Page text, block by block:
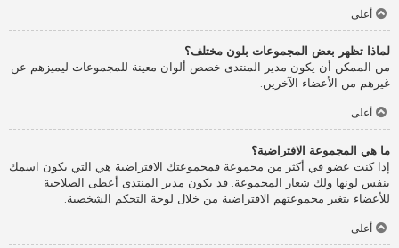
أعلى
لماذا تظهر بعض المجموعات بلون مختلف؟
من الممكن أن يكون مدير المنتدى خصص ألوان معينة للمجموعات ليميزهم عن
غيرهم من الأعضاء الآخرين.
أعلى
ما هي المجموعة الافتراضية؟
إذا كنت عضو في أكثر من مجموعة فمجموعتك الافتراضية هي التي يكون اسمك
بنفس لونها ولك شعار المجموعة. قد يكون مدير المنتدى أعطى الصلاحية
للأعضاء بتغير مجموعتهم الافتراضية من خلال لوحة التحكم الشخصية.
أعلى